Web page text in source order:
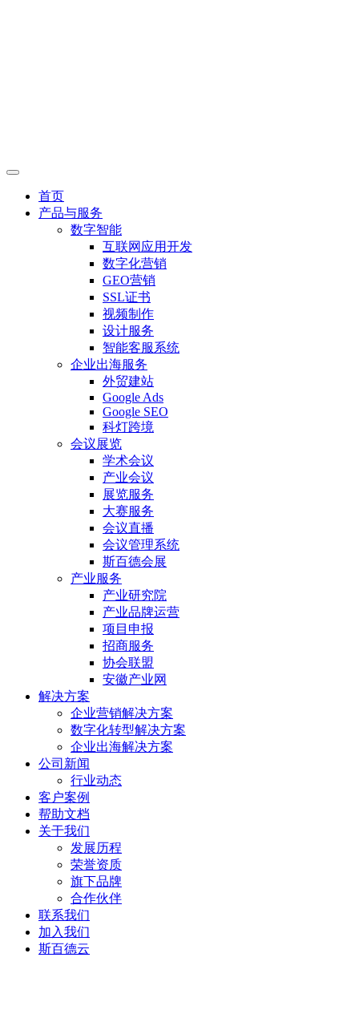
首页
产品与服务
数字智能
互联网应用开发
数字化营销
GEO营销
SSL证书
视频制作
设计服务
智能客服系统
企业出海服务
外贸建站
Google Ads
Google SEO
科灯跨境
会议展览
学术会议
产业会议
展览服务
大赛服务
会议直播
会议管理系统
斯百德会展
产业服务
产业研究院
产业品牌运营
项目申报
招商服务
协会联盟
安徽产业网
解决方案
企业营销解决方案
数字化转型解决方案
企业出海解决方案
公司新闻
行业动态
客户案例
帮助文档
关于我们
发展历程
荣誉资质
旗下品牌
合作伙伴
联系我们
加入我们
斯百德云